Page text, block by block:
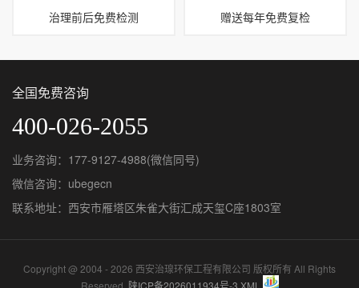
治理前后免费检测 赠送每年免费复检
全国免费咨询
400-026-2055
业务咨询：177-9127-4988(微信同号)
微信咨询：ubegecn
联系地址：西安市雁塔区朱雀大街汇成天玺C座1803室
Copyright @ 2004 - 2026 西安治瑔环保工程有限公司 版权所有 All Rights
Reserved. 陕ICP备2026011934号-3 XML